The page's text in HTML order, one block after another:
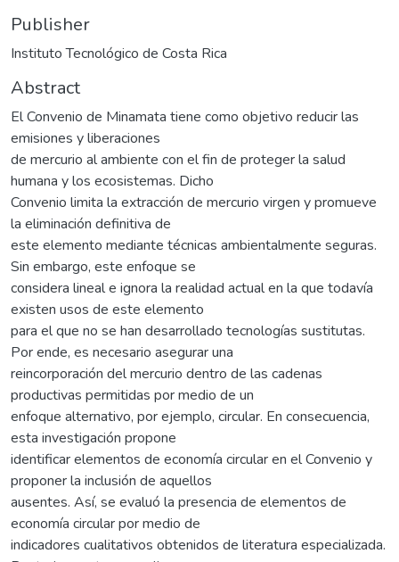
Publisher
Instituto Tecnológico de Costa Rica
Abstract
El Convenio de Minamata tiene como objetivo reducir las
emisiones y liberaciones
de mercurio al ambiente con el fin de proteger la salud
humana y los ecosistemas. Dicho
Convenio limita la extracción de mercurio virgen y promueve
la eliminación definitiva de
este elemento mediante técnicas ambientalmente seguras.
Sin embargo, este enfoque se
considera lineal e ignora la realidad actual en la que todavía
existen usos de este elemento
para el que no se han desarrollado tecnologías sustitutas.
Por ende, es necesario asegurar una
reincorporación del mercurio dentro de las cadenas
productivas permitidas por medio de un
enfoque alternativo, por ejemplo, circular. En consecuencia,
esta investigación propone
identificar elementos de economía circular en el Convenio y
proponer la inclusión de aquellos
ausentes. Así, se evaluó la presencia de elementos de
economía circular por medio de
indicadores cualitativos obtenidos de literatura especializada.